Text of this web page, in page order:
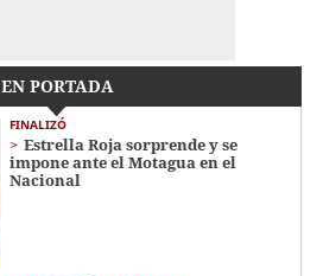
EN PORTADA
FINALIZÓ
Estrella Roja sorprende y se
impone ante el Motagua en el
Nacional